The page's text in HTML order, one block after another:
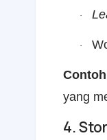
·
·
yang
4.